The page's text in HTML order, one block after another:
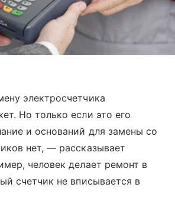
электросчетчика
Но только если это его
и оснований для замены со
нет, — рассказывает
человек делает ремонт в
счетчик не вписывается в